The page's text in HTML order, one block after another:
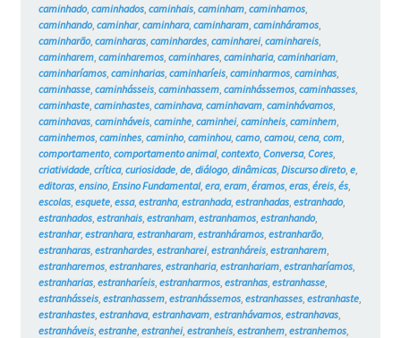
caminhado, caminhados, caminhais, caminham, caminhamos,
caminhando, caminhar, caminhara, caminharam, caminháramos,
caminharão, caminharas, caminhardes, caminharei, caminhareis,
caminharem, caminharemos, caminhares, caminharia, caminhariam,
caminharíamos, caminharias, caminharíeis, caminharmos, caminhas,
caminhasse, caminhásseis, caminhassem, caminhássemos, caminhasses,
caminhaste, caminhastes, caminhava, caminhavam, caminhávamos,
caminhavas, caminháveis, caminhe, caminhei, caminheis, caminhem,
caminhemos, caminhes, caminho, caminhou, camo, camou, cena, com,
comportamento, comportamento animal, contexto, Conversa, Cores,
criatividade, crítica, curiosidade, de, diálogo, dinâmicas, Discurso direto, e,
editoras, ensino, Ensino Fundamental, era, eram, éramos, eras, éreis, és,
escolas, esquete, essa, estranha, estranhada, estranhadas, estranhado,
estranhados, estranhais, estranham, estranhamos, estranhando,
estranhar, estranhara, estranharam, estranháramos, estranharão,
estranharas, estranhardes, estranharei, estranháreis, estranharem,
estranharemos, estranhares, estranharia, estranhariam, estranharíamos,
estranharias, estranharíeis, estranharmos, estranhas, estranhasse,
estranhásseis, estranhassem, estranhássemos, estranhasses, estranhaste,
estranhastes, estranhava, estranhavam, estranhávamos, estranhavas,
estranháveis, estranhe, estranhei, estranheis, estranhem, estranhemos,